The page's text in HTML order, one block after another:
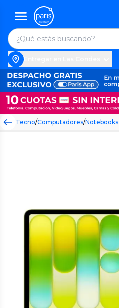
Tecno/Computadores/Notebooks